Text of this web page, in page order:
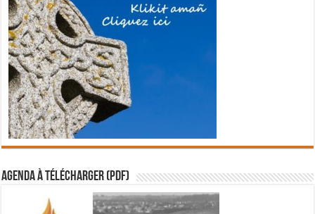
Agenda à télécharger (PDF)